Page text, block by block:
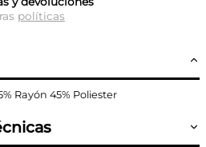
políticas
Rayón 45% Poliester